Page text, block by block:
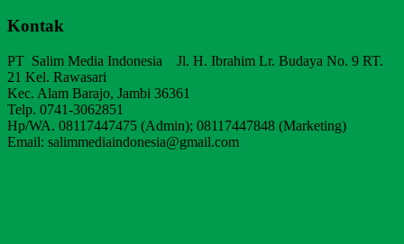
Kontak
PT Salim Media Indonesia Jl. H. Ibrahim Lr. Budaya No. 9 RT.
21 Kel. Rawasari
Kec. Alam Barajo, Jambi 36361
Telp. 0741-3062851
Hp/WA. 08117447475 (Admin); 08117447848 (Marketing)
Email: salimmediaindonesia@gmail.com